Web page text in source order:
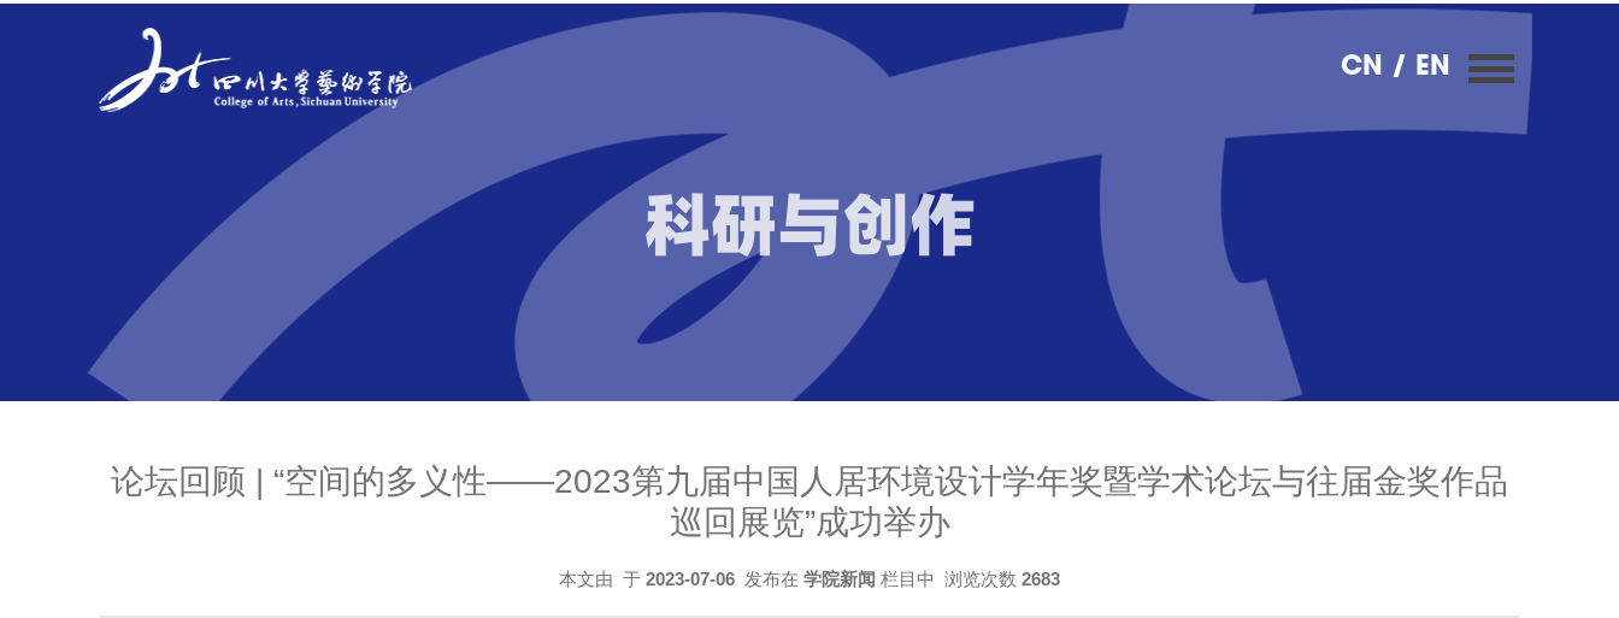
/ EN
CN
科研与创作
论坛回顾 | “空间的多义性——2023第九届中国人居环境设计学年奖暨学术论坛与往届金奖作品
巡回展览”成功举办
本文由 于 2023-07-06 发布在 学院新闻 栏目中 浏览次数 2683